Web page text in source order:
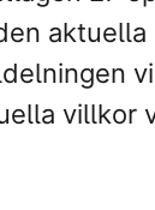
aktuella
villkor